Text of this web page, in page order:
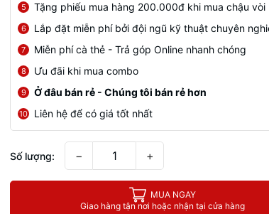
5 Tặng phiếu mua hàng 200.000đ khi mua chậu vòi
6 Lắp đặt miễn phí bởi đội ngũ kỹ thuật chuyên
7 Miễn phí cà thẻ - Trả góp Online nhanh chóng
8 Ưu đãi khi mua combo
9 Ở đâu bán rẻ - Chúng tôi bán rẻ hơn
10 Liên hệ để có giá tốt nhất
Số lượng: − +
MUA NGAY
Giao hàng tận nơi hoặc nhận tại cửa hàng